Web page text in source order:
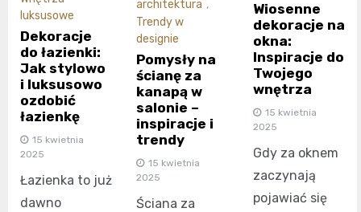
luksusowe
Dekoracje
do łazienki:
Jak stylowo
i luksusowo
ozdobić
łazienkę
15 kwietnia
2025
Łazienka to już
dawno
architektura ,
Trendy w
designie
Pomysły na
ścianę za
kanapą w
salonie –
inspiracje i
trendy
15 kwietnia
2025
Ściana za
Wiosenne
dekoracje na
okna:
Inspiracje do
Twojego
wnętrza
15 kwietnia
2025
Gdy za oknem
zaczynają
pojawiać się